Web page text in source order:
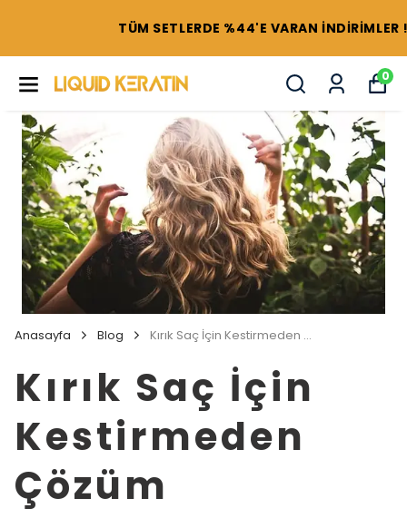
TÜM SETLERDE %44'E VARAN İNDİRİMLER !
0
Anasayfa Blog Kırık Saç İçin Kestirmeden Çözüm
Kırık Saç İçin
Kestirmeden
Çözüm